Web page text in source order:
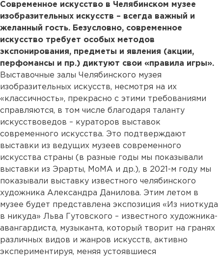
Современное искусство в Челябинском музее
изобразительных искусств – всегда важный и
желанный гость. Безусловно, современное
искусство требует особых методов
экспонирования, предметы и явления (акции,
перфомансы и пр.) диктуют свои «правила игры».
Выставочные залы Челябинского музея
изобразительных искусств, несмотря на их
«классичность», прекрасно с этими требованиями
справляются, в том числе благодаря таланту
искусствоведов – кураторов выставок
современного искусства. Это подтверждают
выставки из ведущих музеев современного
искусства страны (в разные годы мы показывали
выставки из Эрарты, МоМА и др.), в 2021-м году мы
показывали выставку известного челябинского
художника Александра Данилова. Этим летом в
музее будет представлена экспозиция «Из ниоткуда
в никуда» Льва Гутовского – известного художника-
авангардиста, музыканта, который творит на гранях
различных видов и жанров искусств, активно
экспериментируя, меняя устоявшиеся